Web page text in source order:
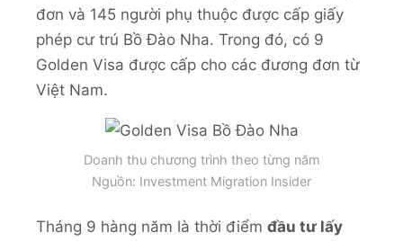
đơn và 145 người phụ thuộc được cấp giấy
phép cư trú Bồ Đào Nha. Trong đó, có 9
Golden Visa được cấp cho các đương đơn từ
Việt Nam.
Doanh thu chương trình theo từng năm
Nguồn: Investment Migration Insider
Tháng 9 hàng năm là thời điểm đầu tư lấy